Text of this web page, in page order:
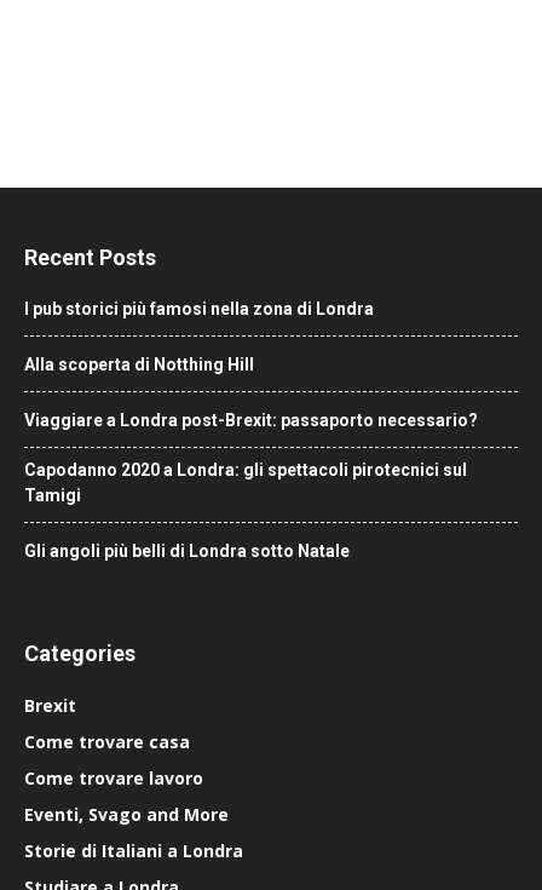
Recent Posts
I pub storici più famosi nella zona di Londra
Alla scoperta di Notthing Hill
Viaggiare a Londra post-Brexit: passaporto necessario?
Capodanno 2020 a Londra: gli spettacoli pirotecnici sul
Tamigi
Gli angoli più belli di Londra sotto Natale
Categories
Brexit
Come trovare casa
Come trovare lavoro
Eventi, Svago and More
Storie di Italiani a Londra